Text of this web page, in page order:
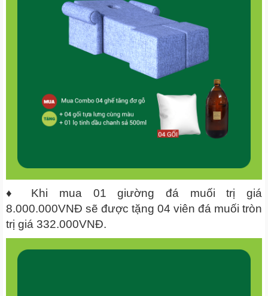
♦ Khi mua 01 giường đá muối trị giá
8.000.000VNĐ sẽ được tặng 04 viên đá muối tròn
trị giá 332.000VNĐ.